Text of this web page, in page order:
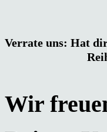
Verrate uns: Hat